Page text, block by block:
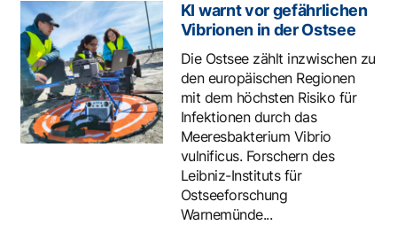
KI warnt vor gefährlichen
Vibrionen in der Ostsee
Die Ostsee zählt inzwischen zu
den europäischen Regionen
mit dem höchsten Risiko für
Infektionen durch das
Meeresbakterium Vibrio
vulnificus. Forschern des
Leibniz-Instituts für
Ostseeforschung
Warnemünde...